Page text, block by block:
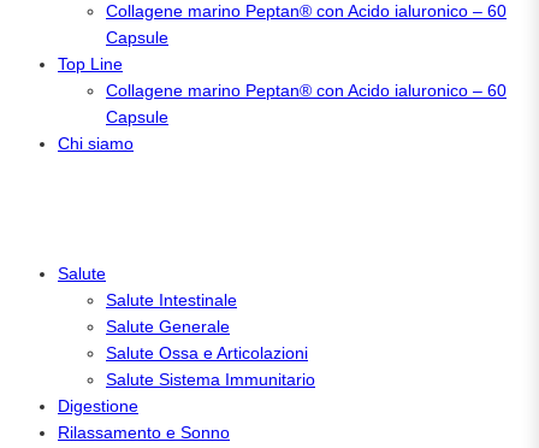
Collagene marino Peptan® con Acido ialuronico – 60
Capsule
Top Line
Collagene marino Peptan® con Acido ialuronico – 60
Capsule
Chi siamo
Salute
Salute Intestinale
Salute Generale
Salute Ossa e Articolazioni
Salute Sistema Immunitario
Digestione
Rilassamento e Sonno